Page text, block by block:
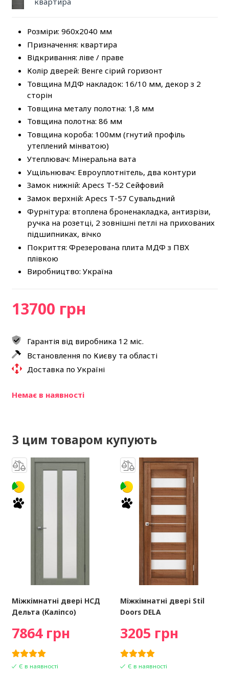
Розміри: 960х2040 мм
Призначення: квартира
Відкривання: ліве / праве
Колір дверей: Венге сірий горизонт
Товщина МДФ накладок: 16/10 мм, декор з 2
сторін
Товщина металу полотна: 1,8 мм
Товщина полотна: 86 мм
Товщина короба: 100мм (гнутий профіль
утеплений мінватою)
Утеплювач: Мінеральна вата
Ущільнювач: Евроуплотнітель, два контури
Замок нижній: Apecs Т-52 Сейфовий
Замок верхній: Apecs Т-57 Сувальдний
Фурнітура: втоплена броненакладка, антизрізи,
ручка на розетці, 2 зовнішні петлі на прихованих
підшипниках, вічко
Покриття: Фрезерована плита МДФ з ПВХ
плівкою
Виробництво: Україна
13700 грн
Гарантія від виробника 12 міс.
Встановлення по Києву та області
Доставка по Україні
Немає в наявності
З цим товаром купують
Міжкімнатні двері НСД
Дельта (Каліпсо)
7864 грн
Є в наявності
Міжкімнатні двері Stil
Doors DELA
3205 грн
Є в наявності